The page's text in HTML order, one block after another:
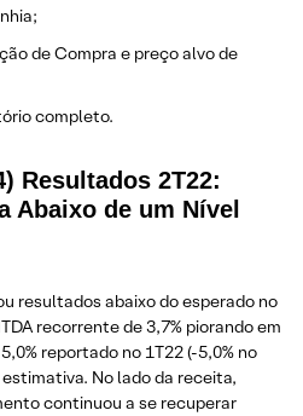
de Compra e preço alvo de
completo.
Resultados 2T22:
Abaixo de um Nível
resultados abaixo do esperado no
recorrente de 3,7% piorando em
reportado no 1T22 (-5,0% no
estimativa. No lado da receita,
continuou a se recuperar